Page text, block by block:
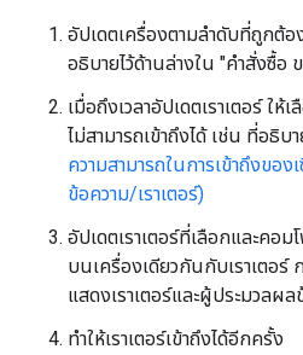
อัปเดตเครื่องตามลำดับที่ถูกต้
อธิบายไว้ด้านล่างใน "คำสั่งซื้อ
เมื่อถึงเวลาอัปเดตเราเตอร์ ให้
ไม่สามารถเข้าถึงได้ เช่น ที่อธิบ
ความสามารถในการเข้าถึงของ
ข้อความ/เราเตอร์)
อัปเดตเราเตอร์ที่เลือกและคอ
บนเครื่องเดียวกันกับเราเตอร์
แสดงเราเตอร์และผู้ประมวลผ
ทำให้เราเตอร์เข้าถึงได้อีกครั้ง